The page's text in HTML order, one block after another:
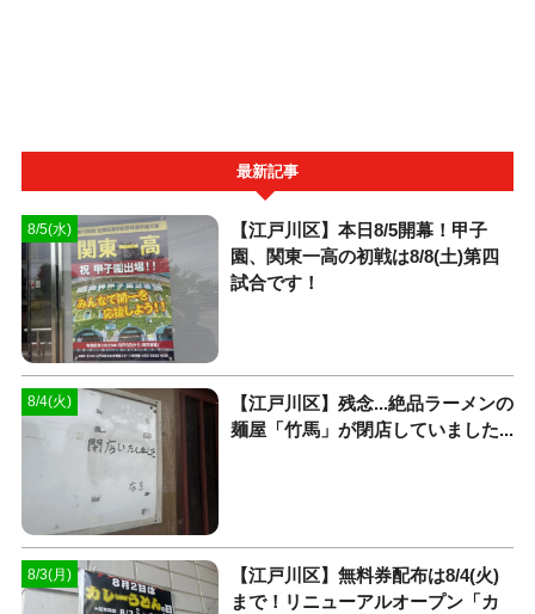
最新記事
8/5(水)
【江戸川区】本日8/5開幕！甲子
園、関東一高の初戦は8/8(土)第四
試合です！
8/4(火)
【江戸川区】残念...絶品ラーメンの
麺屋「竹馬」が閉店していました...
8/3(月)
【江戸川区】無料券配布は8/4(火)
まで！リニューアルオープン「カ